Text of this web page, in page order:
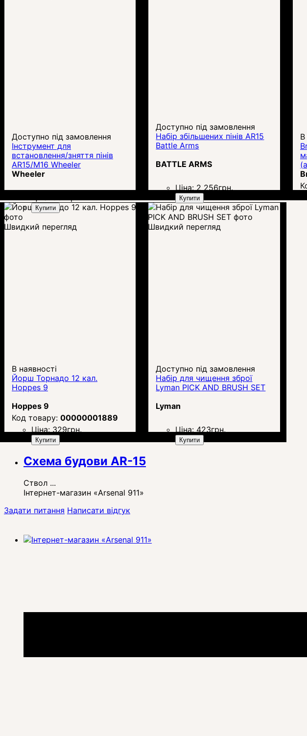
Доступно під замовлення
Інструмент для
встановлення/зняття пінів
AR15/M16 Wheeler
Wheeler
Купити
Доступно під замовлення
Набір збільшених пінів AR15
Battle Arms
BATTLE ARMS
Ціна: 2 256грн.
Купити
В
Швидкий перегляд
В наявності
Йорш Торнадо 12 кал.
Hoppes 9
Hoppes 9
00000001889
Ціна:329грн.
Купити
Швидкий перегляд
Доступно під замовлення
Набір для чищення зброї
Lyman PICK AND BRUSH SET
Lyman
Ціна:423грн.
Купити
Схема будови AR-15
Ствол ...
Інтернет-магазин «Arsenal 911»
Задати питання Написати відгук